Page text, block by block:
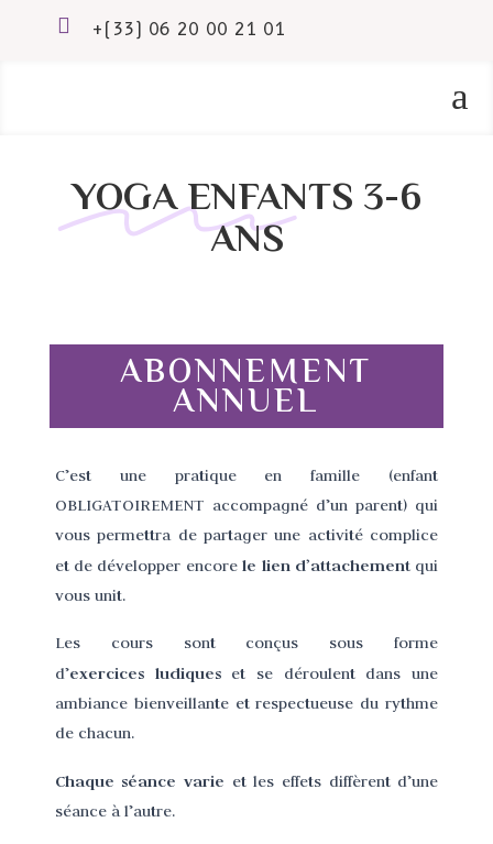
 +(33) 06 20 00 21 01
a
YOGA ENFANTS 3-6
ANS
ABONNEMENT
ANNUEL
C’est une pratique en famille (enfant
OBLIGATOIREMENT accompagné d’un parent) qui
vous permettra de partager une activité complice
et de développer encorele lien d’attachementqui
vous unit.
Les cours sont conçus sous forme
d’exercices ludiqueset se déroulent dans une
ambiance bienveillante et respectueuse du rythme
de chacun.
Chaque séance varie et les effets diffèrent d’une
séance à l’autre.